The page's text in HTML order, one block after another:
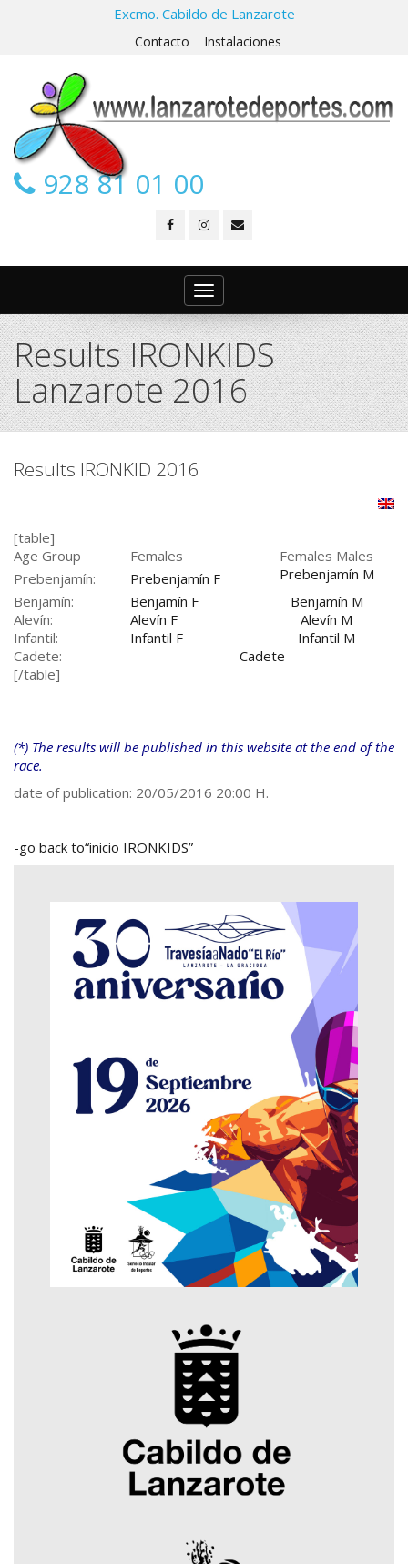
Excmo. Cabildo de Lanzarote
Contacto Instalaciones
928 81 01 00
Toggle
navigation
Results IRONKIDS
Lanzarote 2016
Results IRONKID 2016
[table]
Age Group
Females
Females Males
Prebenjamín:
Prebenjamín F
Prebenjamín M
Benjamín:
Benjamín F
Benjamín M
Alevín:
Alevín F
Alevín M
Infantil:
Infantil F
Infantil M
Cadete:
Cadete
[/table]
(*) The results will be published in this website at the end of the
race.
date of publication: 20/05/2016 20:00 H.
-go back to“inicio IRONKIDS”